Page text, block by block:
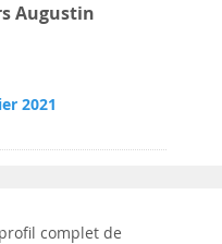
Augustin
2021
complet de